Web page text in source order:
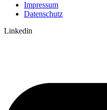
Impressum
Datenschutz
Linkedin